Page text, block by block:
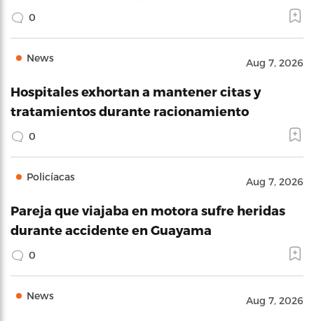
0
News Aug 7, 2026
Hospitales exhortan a mantener citas y
tratamientos durante racionamiento
0
Policíacas Aug 7, 2026
Pareja que viajaba en motora sufre heridas
durante accidente en Guayama
0
News Aug 7, 2026